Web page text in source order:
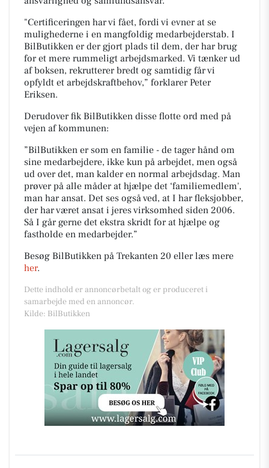
"Certificeringen har vi fået, fordi vi evner at se
mulighederne i en mangfoldig medarbejderstab. I
BilButikken er der gjort plads til dem, der har brug
for et mere rummeligt arbejdsmarked. Vi tænker ud
af boksen, rekrutterer bredt og samtidig får vi
opfyldt et arbejdskraftbehov,” forklarer Peter
Eriksen.
Derudover fik BilButikken disse flotte ord med på
vejen af kommunen:
”BilButikken er som en familie - de tager hånd om
sine medarbejdere, ikke kun på arbejdet, men også
ud over det, man kalder en normal arbejdsdag. Man
prøver på alle måder at hjælpe det ‘familiemedlem',
man har ansat. Det ses også ved, at I har fleksjobber,
der har været ansat i jeres virksomhed siden 2006.
Så I går gerne det ekstra skridt for at hjælpe og
fastholde en medarbejder.”
Besøg BilButikken på Trekanten 20 eller læs mere
her.
Dette indhold er annoncørbetalt og er produceret i
samarbejde med en annoncør.
Kilde: BilButikken